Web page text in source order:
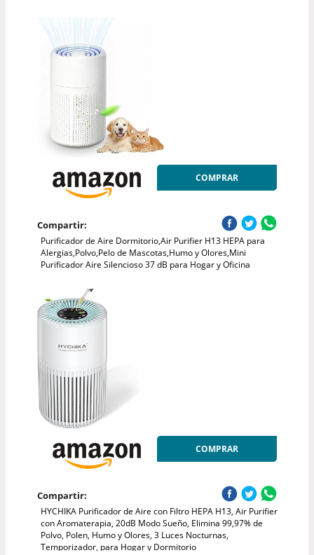
COMPRAR
Compartir:
Purificador de Aire Dormitorio,Air Purifier H13 HEPA para
Alergias,Polvo,Pelo de Mascotas,Humo y Olores,Mini
Purificador Aire Silencioso 37 dB para Hogar y Oficina
COMPRAR
Compartir:
HYCHIKA Purificador de Aire con Filtro HEPA H13, Air Purifier
con Aromaterapia, 20dB Modo Sueño, Elimina 99,97% de
Polvo, Polen, Humo y Olores, 3 Luces Nocturnas,
Temporizador, para Hogar y Dormitorio